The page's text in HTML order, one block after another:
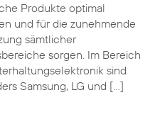
Produkte optimal
und für die zunehmende
sämtlicher
sorgen. Im Bereich
sind
Samsung, LG und […]